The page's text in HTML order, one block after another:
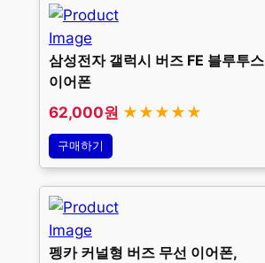
삼성전자 갤럭시 버즈 FE 블루투스
이어폰
62,000원 ★★★★★
구매하기
펭카 커널형 버즈 무선 이어폰,